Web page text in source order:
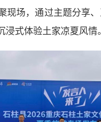
现场，通过主题分享
式体验土家凉夏风情。